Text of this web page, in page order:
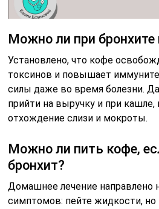
Можно ли при бронхите
Установлено, что кофе
токсинов и повышает
силы даже во время болезни.
прийти на выручку и при кашле,
отхождение слизи и мокроты.
Можно ли пить кофе,
бронхит?
Домашнее лечение направлено
симптомов: пейте жидкости, но